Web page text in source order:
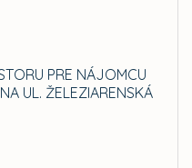
PRE NÁJOMCU
UL. ŽELEZIARENSKÁ